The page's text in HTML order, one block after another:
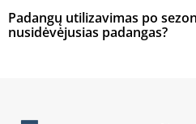
Padangų utilizavimas po
nusidėvėjusias padangas?